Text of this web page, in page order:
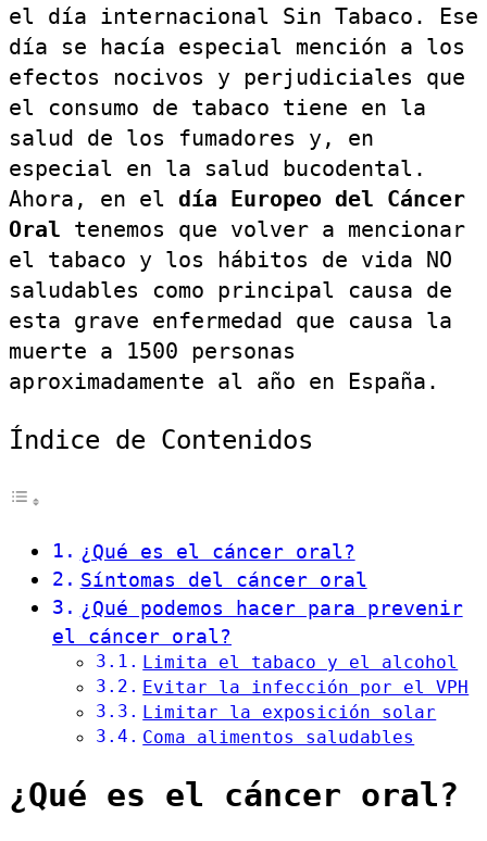
el día internacional Sin Tabaco. Ese
día se hacía especial mención a los
efectos nocivos y perjudiciales que
el consumo de tabaco tiene en la
salud de los fumadores y, en
especial en la salud bucodental.
Ahora, en el día Europeo del Cáncer
Oral tenemos que volver a mencionar
el tabaco y los hábitos de vida NO
saludables como principal causa de
esta grave enfermedad que causa la
muerte a 1500 personas
aproximadamente al año en España.
Índice de Contenidos
¿Qué es el cáncer oral?
Síntomas del cáncer oral
¿Qué podemos hacer para prevenir
el cáncer oral?
Limita el tabaco y el alcohol
Evitar la infección por el VPH
Limitar la exposición solar
Coma alimentos saludables
¿Qué es el cáncer oral?